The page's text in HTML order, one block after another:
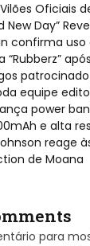
Oficiais
New Day”
confirma
“Rubberz”
equipe
power
e alta
reage
de Moana
para